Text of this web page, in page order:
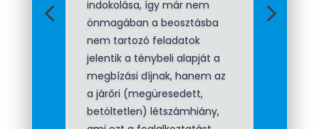
feladatokért megbízási díj
jár. Akinek a korábbi
szabályok alapján megbízási
díj igénye felmerülhet, tehát
a beosztásához nem tartozó
feladatokat látott el
rendszeresen, annak most